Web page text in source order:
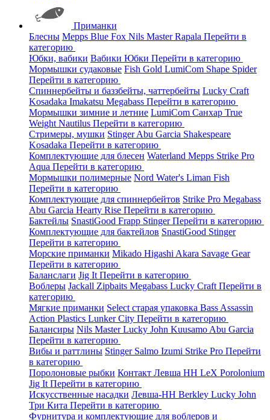
Приманки
Блесны Mepps Blue Fox Nils MasterRapala Перейти в
категорию
Юбки, вабики Вабики Юбки Перейти в категорию
Мормышки судаковые Fish Gold LumiCom Shape Spider
Перейти в категорию
Спиннербейты и баззбейты, чаттербейты Lucky Craft
Kosadaka Imakatsu Megabass Перейти в категорию
Мормышки зимние и летние LumiCom Санхар True
Weight Nautilus Перейти в категорию
Стримеры, мушки StingerAbu Garcia Shakespeare
Kosadaka Перейти в категорию
Комплектующие для блесен Waterland Mepps Strike Pro
Aqua Перейти в категорию
Мормышки полимерные Nord Water's Liman Fish
Перейти в категорию
Комплектующие для спиннербейтов Strike Pro Megabass
Abu Garcia Hearty Rise Перейти в категорию
Бактейлы SnastiGood Frapp StingerПерейти в категорию
Комплектующие для бактейлов SnastiGood Stinger
Перейти в категорию
Морские приманки Mikado Higashi Akara Savage Gear
Перейти в категорию
Баланслаги Jig It Перейти в категорию
Воблеры Jackall Zipbaits Megabass Lucky Craft Перейти в
категорию
Мягкие приманки Select старая упаковка Bass Assassin
Action Plastics Lunker City Перейти в категорию
Балансиры Nils MasterLucky John Kuusamo Abu Garcia
Перейти в категорию
Вибы и раттлины Stinger Salmo Izumi Strike Pro Перейти
в категорию
Поролоновые рыбки Контакт Левша НН LeX Porolonium
Jig It Перейти в категорию
Искусственные насадки Левша-НН Berkley Lucky John
Три Кита Перейти в категорию
Фурнитура и комплектующие для воблеров и